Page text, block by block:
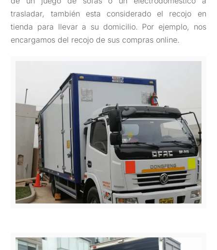
trasladar, también esta considerado el recojo en
tienda para llevar a su domicilio. Por ejemplo, nos
encargamos del recojo de sus compras online.